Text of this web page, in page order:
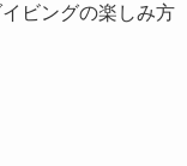
ビングの楽しみ方